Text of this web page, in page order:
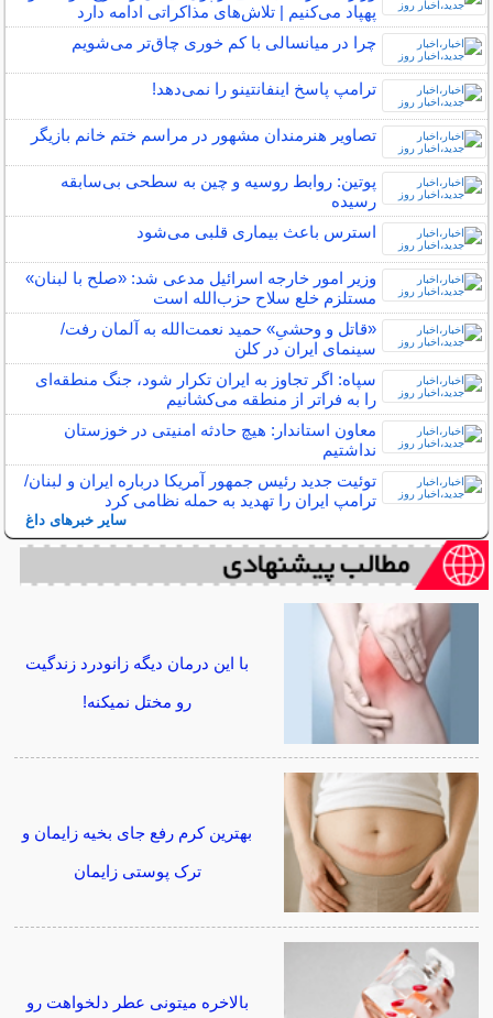
پهپاد می‌کنیم | تلاش‌های مذاکراتی ادامه دارد
چرا در میانسالی با کم خوری چاق‌تر می‌شویم
ترامپ پاسخ اینفانتینو را نمی‌دهد!
تصاویر هنرمندان مشهور در مراسم ختم خانم بازیگر
پوتین: روابط روسیه و چین به سطحی بی‌سابقه
رسیده
استرس باعث بیماری قلبی می‌شود
وزیر امور خارجه اسرائیل مدعی شد: «صلح با لبنان»
مستلزم خلع سلاح حزب‌الله است
«قاتل و وحشیِ» حمید نعمت‌الله به آلمان رفت/
سینمای ایران در کلن
سپاه: اگر تجاوز به ایران تکرار شود، جنگ منطقه‌ای
را به فراتر از منطقه می‌کشانیم
معاون استاندار: هیچ حادثه امنیتی در خوزستان
نداشتیم
توئیت جدید رئیس جمهور آمریکا درباره ایران و لبنان/
ترامپ ایران را تهدید به حمله نظامی کرد
سایر خبرهای داغ
با این درمان دیگه زانودرد زندگیت
رو مختل نمیکنه!
بهترین کرم رفع جای بخیه زایمان و
ترک پوستی زایمان
بالاخره میتونی عطر دلخواهت رو